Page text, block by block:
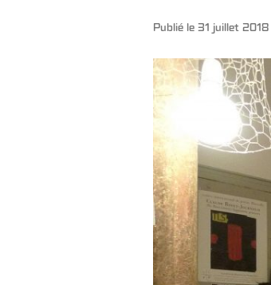
Publié le 31 juillet 2018